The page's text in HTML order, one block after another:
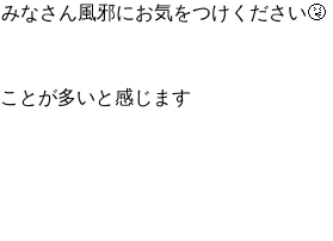
なさん風邪にお気をつけください🤧
とが多いと感じます